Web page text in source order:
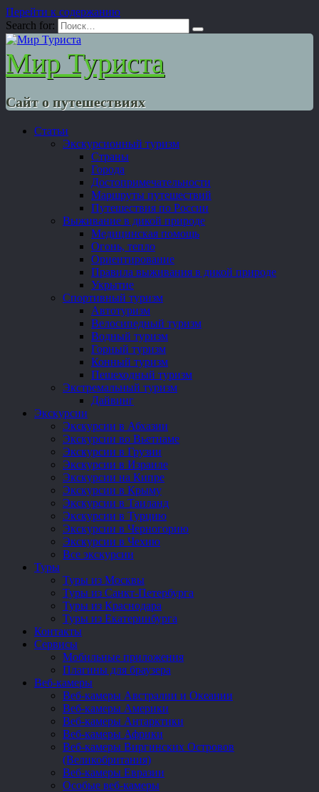
Перейти к содержанию
Search for:
Мир Туриста
Сайт о путешествиях
Статьи
Экскурсионный туризм
Страны
Города
Достопримечательности
Маршруты путешествий
Путешествия по России
Выживание в дикой природе
Медицинская помощь
Огонь, тепло
Ориентирование
Правила выживания в дикой природе
Укрытие
Спортивный туризм
Автотуризм
Велосипедный туризм
Водный туризм
Горный туризм
Конный туризм
Пешеходный туризм
Экстремальный туризм
Дайвинг
Экскурсии
Экскурсии в Абхазии
Экскурсии во Вьетнаме
Экскурсии в Грузии
Экскурсии в Израиле
Экскурсии на Кипре
Экскурсии в Крыму
Экскурсии в Таиланд
Экскурсии в Турцию
Экскурсии в Черногорию
Экскурсии в Чехию
Все экскурсии
Туры
Туры из Москвы
Туры из Санкт-Петербурга
Туры из Краснодара
Туры из Екатеринбурга
Контакты
Сервисы
Мобильные приложения
Плагины для браузера
Веб-камеры
Веб-камеры Австралии и Океании
Веб-камеры Америки
Веб-камеры Антарктики
Веб-камеры Африки
Веб-камеры Виргинских Островов
(Великобритания)
Веб-камеры Евразии
Особые веб-камеры